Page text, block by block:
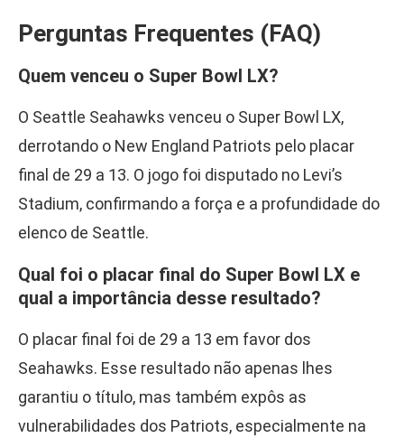
Perguntas Frequentes (FAQ)
Quem venceu o Super Bowl LX?
O Seattle Seahawks venceu o Super Bowl LX,
derrotando o New England Patriots pelo placar
final de 29 a 13. O jogo foi disputado no Levi’s
Stadium, confirmando a força e a profundidade do
elenco de Seattle.
Qual foi o placar final do Super Bowl LX e
qual a importância desse resultado?
O placar final foi de 29 a 13 em favor dos
Seahawks. Esse resultado não apenas lhes
garantiu o título, mas também expôs as
vulnerabilidades dos Patriots, especialmente na